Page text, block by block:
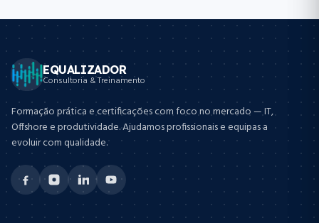
EQUALIZADOR
Consultoria & Treinamento
Formação prática e certificações com foco no mercado — IT,
Offshore e produtividade. Ajudamos profissionais e equipas a
evoluir com qualidade.